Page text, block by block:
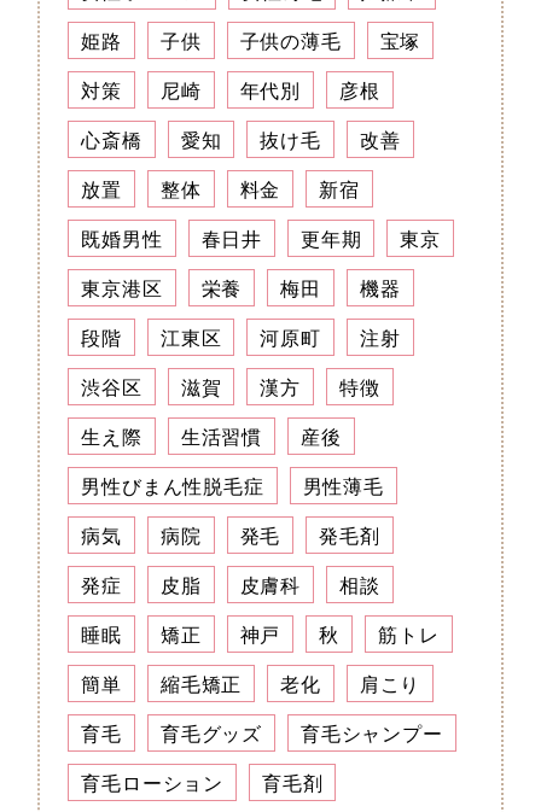
姫路
子供 子供の薄毛
宝塚
対策
尼崎 年代別
彦根
心斎橋
愛知 抜け毛
改善
放置
整体 料金
新宿
既婚男性
春日井 更年期
東京
東京港区
栄養 梅田
機器
段階
江東区 河原町
注射
渋谷区
滋賀 漢方
特徴
生え際
生活習慣
産後
男性びまん性脱毛症
男性薄毛
病気
病院 発毛
発毛剤
発症
皮脂 皮膚科
相談
睡眠
矯正 神戸 秋
筋トレ
簡単
縮毛矯正 老化
肩こり
育毛
育毛グッズ
育毛シャンプー
育毛ローション
育毛剤